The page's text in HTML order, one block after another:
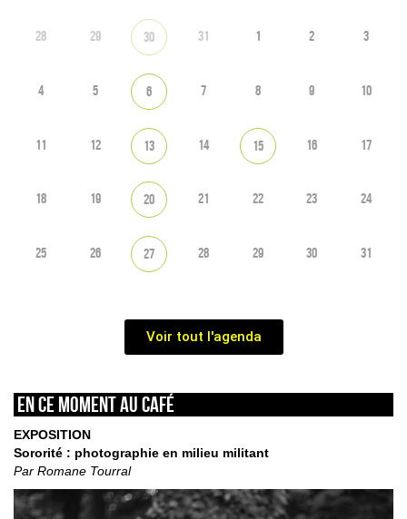
28 29 30 31 1 2 3
4 5 6 7 8 9 10
11 12 13 14 15 16 17
18 19 20 21 22 23 24
25 26 27 28 29 30 31
Voir tout l'agenda
En ce moment au café
EXPOSITION
Sororité : photographie en milieu militant
Par Romane Tourral